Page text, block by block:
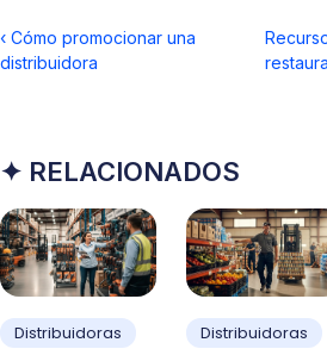
‹ Cómo promocionar una
distribuidora
✦ RELACIONADOS
Distribuidoras Distribuidoras